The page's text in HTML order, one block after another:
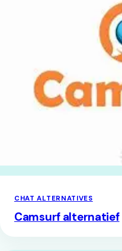
CHAT ALTERNATIVES
Camsurf alternatief